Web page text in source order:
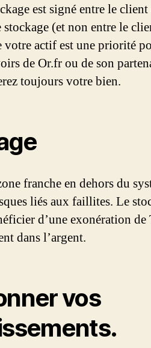
est signé entre le
(et non entre le
votre actif est une priorité
de Or.fr ou de son
toujours votre bien.
franche en dehors du
liés aux faillites. Le
d’une exonération
dans l’argent.
vos